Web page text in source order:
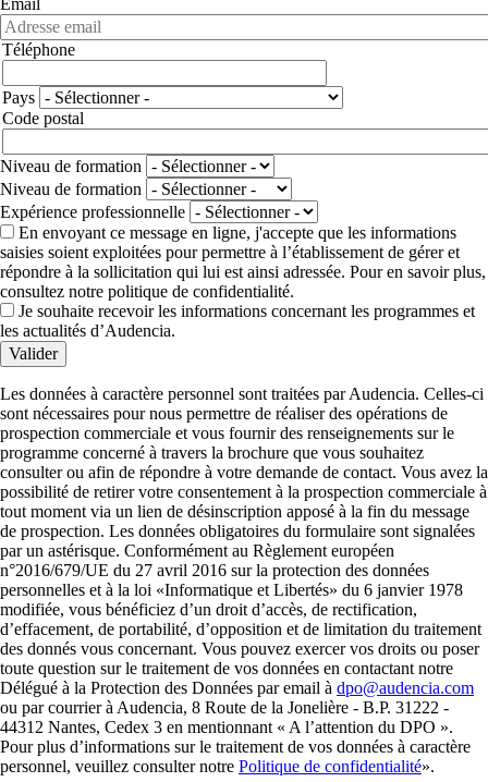
Téléphone
Adresse
Pays
Code postal
Niveau de formation
Niveau de formation
Expérience professionnelle
En envoyant ce message en ligne, j'accepte que les informations
saisies soient exploitées pour permettre à l’établissement de gérer et
répondre à la sollicitation qui lui est ainsi adressée. Pour en savoir plus,
consultez notre politique de confidentialité.
Je souhaite recevoir les informations concernant les programmes et
les actualités d’Audencia.
Valider
Les données à caractère personnel sont traitées par Audencia. Celles-ci
sont nécessaires pour nous permettre de réaliser des opérations de
prospection commerciale et vous fournir des renseignements sur le
programme concerné à travers la brochure que vous souhaitez
consulter ou afin de répondre à votre demande de contact. Vous avez la
possibilité de retirer votre consentement à la prospection commerciale à
tout moment via un lien de désinscription apposé à la fin du message
de prospection. Les données obligatoires du formulaire sont signalées
par un astérisque. Conformément au Règlement européen
n°2016/679/UE du 27 avril 2016 sur la protection des données
personnelles et à la loi «Informatique et Libertés» du 6 janvier 1978
modifiée, vous bénéficiez d’un droit d’accès, de rectification,
d’effacement, de portabilité, d’opposition et de limitation du traitement
des donnés vous concernant. Vous pouvez exercer vos droits ou poser
toute question sur le traitement de vos données en contactant notre
Délégué à la Protection des Données par email à dpo@audencia.com
ou par courrier à Audencia, 8 Route de la Jonelière - B.P. 31222 -
44312 Nantes, Cedex 3 en mentionnant « A l’attention du DPO ».
Pour plus d’informations sur le traitement de vos données à caractère
personnel, veuillez consulter notre Politique de confidentialité».